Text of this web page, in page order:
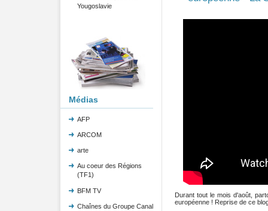
Yougoslavie
Médias
AFP
ARCOM
arte
Au coeur des Régions
(TF1)
BFM TV
Chaînes du Groupe Canal
Durant tout le mois d'août,
européenne ! Reprise de ce